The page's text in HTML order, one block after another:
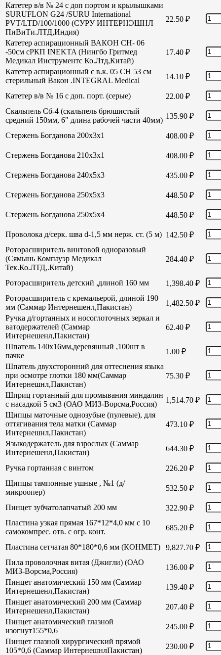
Катетер в/в № 24 с доп портом и крылышками
SURUFLON G24 /SURU International
PVT/LTD/100/1000 (СУРУ ИНТЕРНЭШНЛ
ПиВиТи.ЛТД,Индия)
22.50 ₽
Катетер аспирационный ВАКОН СН- 06
-50см сРКП INEKTA (Нингбо Гритмед
Медикал Инструментс Ко.Лтд,Китай)
17.40 ₽
Катетер аспирационный с в.к. 05 СН 53 см
стерильный Вакон .INTEGRAL Medical
14.10 ₽
Катетер в/в № 16 с доп. порт. (серые) 22.00 ₽
Скальпель Сб-4 (скальпель брюшистый
средний 150мм, 6" длина рабочей части 40мм) 135.90 ₽
Стержень Богданова 200х3х1 408.00 ₽
Стержень Богданова 210х3х1 408.00 ₽
Стержень Богданова 240х5х3 435.00 ₽
Стержень Богданова 250х5х3 448.50 ₽
Стержень Богданова 250х5х4 448.50 ₽
Проволока д/серк. шва d-1,5 мм нерж. ст. (5 м) 142.50 ₽
Роторасширитель винтовой одноразовый
(Сямынь Компауэр Медикал
Тек.Ко.ЛТД,.Китай)
284.40 ₽
Роторасширитель детский ,длиной 160 мм 1,398.40 ₽
Роторасширитель с кремальерой, длиной 190
мм (Саммар Интернешенл,Пакистан)
1,482.50 ₽
Ручка д/гортанных и носоглоточных зеркал и
ватодержателей (Саммар
Интернешенл,Пакистан)
62.40 ₽
Шпатель 140х16мм,деревянный ,100шт в
пачке
1.00 ₽
Шпатель двухсторонний для оттеснения языка
при осмотре глотки 180 мм(Саммар
Интернешнл,Пакистан)
75.30 ₽
Шприц гортанный для промывания миндалин
с насадкой 5 см3 (ОАО МИЗ-Ворсма,Россия)
1,514.70 ₽
Щипцы маточные однозубые (пулевые), для
оттягивания тела матки (Саммар
Интернешнл,Пакистан)
473.10 ₽
Языкодержатель для взрослых (Саммар
Интернешенл,Пакистан)
644.30 ₽
Ручка гортанная с винтом 226.20 ₽
Щипцы тампонные ушные , №1 (д/
микроопер)
532.50 ₽
Пинцет зубчатолапчатый 200 мм 322.90 ₽
Пластина узкая прямая 167*12*4,0 мм с 10
самокомпрес. отв. с огр. конт.
685.20 ₽
Пластина сетчатая 80*180*0,6 мм (КОНМЕТ) 9,827.70 ₽
Пила проволочная витая (Джигли) (ОАО
МИЗ-Ворсма,Россия)
136.00 ₽
Пинцет анатомический 150 мм (Саммар
Интернешенл,Пакистан)
139.40 ₽
Пинцет анатомический 200 мм (Саммар
Интернешенл,Пакистан)
207.40 ₽
Пинцет анатомический глазной
изогнут155*0,6
245.00 ₽
Пинцет глазной хирургический прямой
105*0,6 (Саммар ИнтернешнлПакистан)
230.00 ₽